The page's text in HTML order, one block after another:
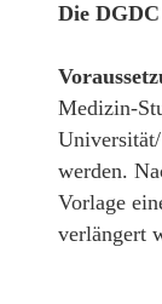
Die
Medizin-
werden.
Vorlage
verlängert